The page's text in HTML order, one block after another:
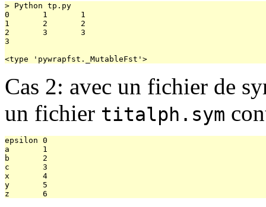
> Python tp.py
0       1       1
1       2       2
2       3       3
3
Cas 2: avec un fichier de
un fichier titalph.sym
epsilon 0
a       1
b       2
c       3
x       4
y       5